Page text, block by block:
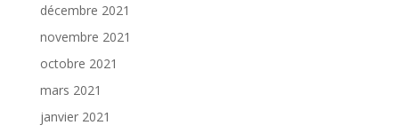
décembre 2021
novembre 2021
octobre 2021
mars 2021
janvier 2021